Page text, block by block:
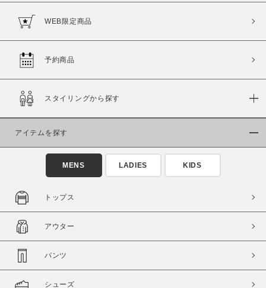
WEB限定商品
予約商品
スタイリングから探す
アイテムを探す
MENS LADIES KIDS
トップス
アウター
パンツ
シューズ